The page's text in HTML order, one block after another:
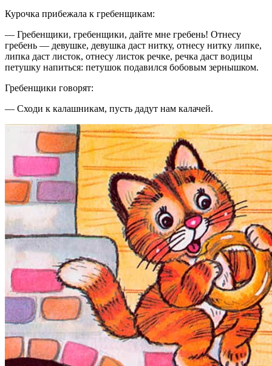
Курочка прибежала к гребенщикам:
— Гребенщики, гребенщики, дайте мне гребень! Отнесу
гребень — девушке, девушка даст нитку, отнесу нитку липке,
липка даст листок, отнесу листок речке, речка даст водицы
петушку напиться: петушок подавился бобовым зернышком.
Гребенщики говорят:
— Сходи к калашникам, пусть дадут нам калачей.